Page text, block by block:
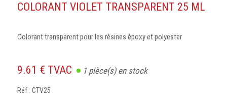
COLORANT VIOLET TRANSPARENT 25 ML
Colorant transparent pour les résines époxy et polyester
9.61 € TVAC 1pièce(s) en stock
Réf : CTV25